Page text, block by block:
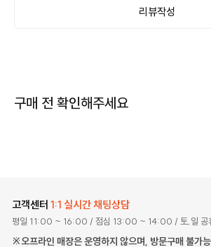
리뷰작성
구매 전 확인해주세요
고객센터 1:1 실시간 채팅상담
평일 11:00 ~ 16:00 / 점심 13:00 ~ 14:00 / 토,일 공
※오프라인 매장은 운영하지 않으며, 방문구매 불가